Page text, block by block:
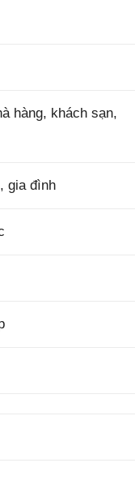
hàng, khách sạn,
gia đình